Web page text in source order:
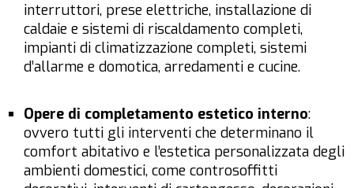
interruttori, prese elettriche, installazione di
caldaie e sistemi di riscaldamento completi,
impianti di climatizzazione completi, sistemi
d’allarme e domotica, arredamenti e cucine.
Opere di completamento estetico interno:
ovvero tutti gli interventi che determinano il
comfort abitativo e l’estetica personalizzata degli
ambienti domestici, come controsoffitti